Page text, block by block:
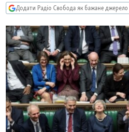
до
КУЛЬТУРА
СПОРТ
УКРАЇНА
СВІТ
КРИМ.РЕАЛІЇ
ТИ ЯК?
СХЕМИ
КИТАЙ.ВИКЛИКИ
МУЛЬТИМЕДІА
ФОТО
СПЕЦПРОЄКТИ
Додати Радіо Свобода як бажане джерело